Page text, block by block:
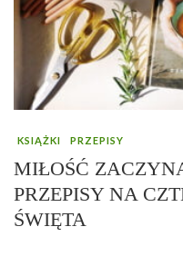
KSIĄŻKI PRZEPISY
MIŁOŚĆ
PRZEPISY NA
ŚWIĘTA